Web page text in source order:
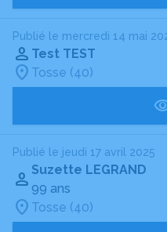
Publié le mercredi 14 mai
Test TEST
Tosse (40)
Publié le jeudi 17 avril 2025
Suzette LEGRAND
99 ans
Tosse (40)